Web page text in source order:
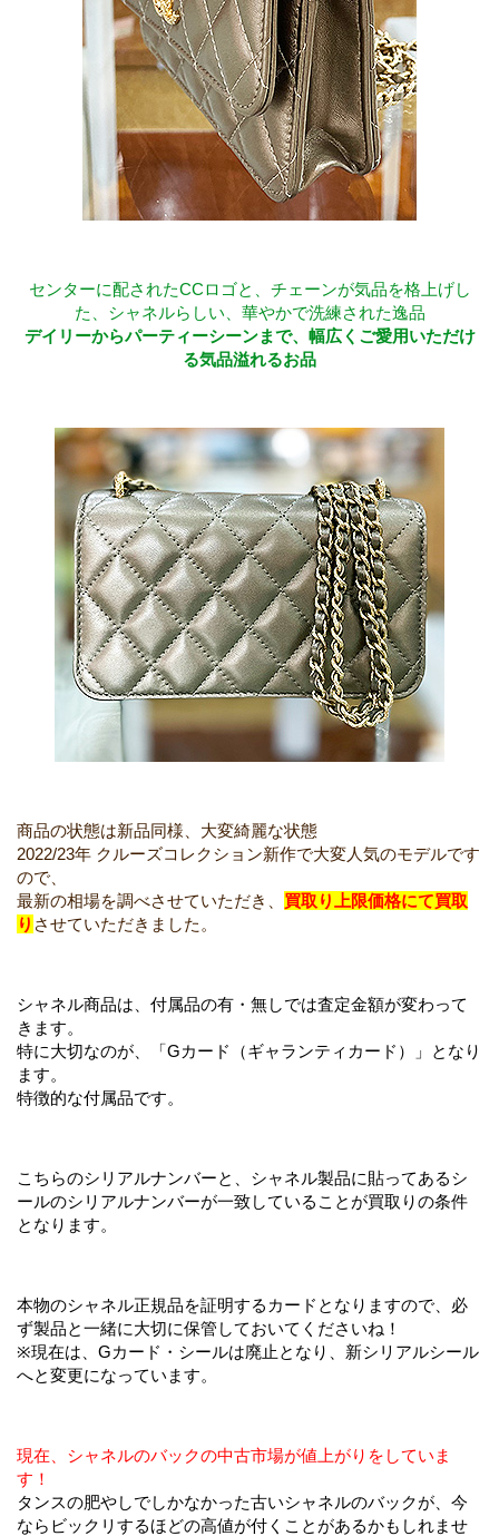
センターに配されたCCロゴと、チェーンが気品を格上げし
た、シャネルらしい、華やかで洗練された逸品
デイリーからパーティーシーンまで、幅広くご愛用いただけ
る気品溢れるお品
商品の状態は新品同様、大変綺麗な状態
2022/23年 クルーズコレクション新作で大変人気のモデルです
ので、
最新の相場を調べさせていただき、 買取り上限価格にて買取
り させていただきました。
シャネル商品は、付属品の有・無しでは査定金額が変わって
きます。
特に大切なのが、「Gカード（ギャランティカード）」となり
ます。
特徴的な付属品です。
こちらのシリアルナンバーと、シャネル製品に貼ってあるシ
ールのシリアルナンバーが一致していることが買取りの条件
となります。
本物のシャネル正規品を証明するカードとなりますので、必
ず製品と一緒に大切に保管しておいてくださいね！
※現在は、Gカード・シールは廃止となり、新シリアルシール
へと変更になっています。
現在、シャネルのバックの中古市場が値上がりをしていま
す！
タンスの肥やしでしかなかった古いシャネルのバックが、今
ならビックリするほどの高値が付くことがあるかもしれませ